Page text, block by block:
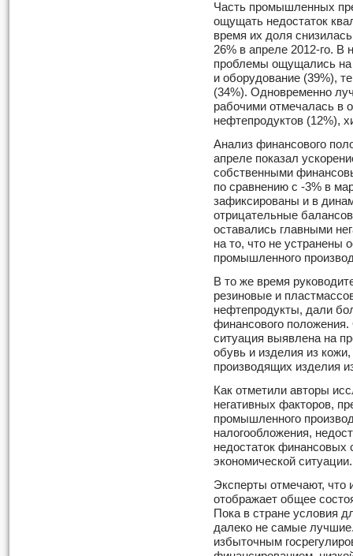
Часть промышленных
ощущать недостаток
время их доля
26% в апреле 2012-го. В
проблемы ощущались
и оборудование (39%),
(34%). Одновременно
рабочими отмечалась в
нефтепродуктов (12%),
Анализ финансового
апреле показал
собственными
по сравнению с -3% в
зафиксированы и в
отрицательные
оставались главными
на то, что не устранены
промышленного
В то же время
резиновые и
нефтепродукты, дали
финансового
ситуация выявлена на
обувь и изделия из
производящих изделия
Как отметили авторы
негативных факторов,
промышленного
налогообложения,
недостаток финансовых
экономической ситуации.
Эксперты отмечают, что
отображает общее
Пока в стране условия
далеко не самые
избыточным